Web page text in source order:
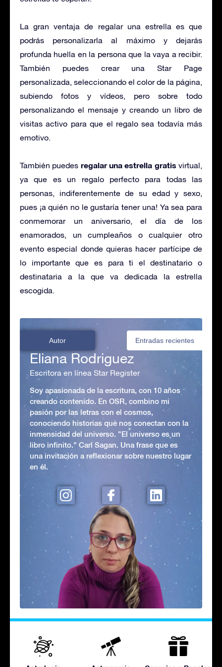
La gran ventaja de regalar una estrella es que
podrás personalizarla al máximo y dejarás
profunda huella en la persona que la vaya a recibir.
También puedes crear una Star Page
personalizada, seleccionando el color de la página,
subiendo fotos y vídeos, pero sobre todo
personalizando el mensaje y creando un libro de
visitas activo para que el regalo sea todavía más
emotivo.
También puedes regalar una estrella gratis virtual,
ya que es un regalo perfecto para todas las
personas, indiferentemente de su edad y sexo,
pues ¡a quién no le gustaría tener una! Ya sea para
conmemorar un aniversario, el día de los
enamorados, un cumpleaños o cualquier otro
evento especial donde quieras hacer partícipe de
lo importante que es para ti el destinatario o
destinataria a la que va dedicada la estrella
escogida.
Autor Entradas recientes
Eliana Rodriguez
Escritora en línea Star Register
Soy apasionada de la escritura, con 10 años
creando contenido. En OSR, combino mi
pasión por las letras con el cosmos,
conociendo historias que nos conectan con la
inmensidad del universo. "El universo es un
libro infinito." Carl Sagan. Una frase que es
una invitación a reflexionar sobre nuestro lugar
en él.